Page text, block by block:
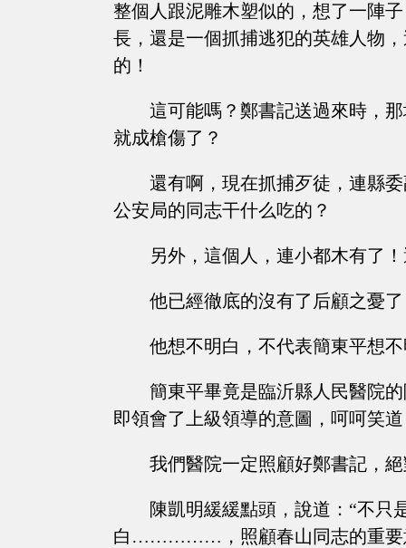
整個人跟泥雕木塑似的，想了一陣
長，還是一個抓捕逃犯的英雄人物
的！
這可能嗎？鄭書記送過來時，
就成槍傷了？
還有啊，現在抓捕歹徒，連縣
公安局的同志干什么吃的？
另外，這個人，連小都木有了
他已經徹底的沒有了后顧之憂
他想不明白，不代表簡東平想
簡東平畢竟是臨沂縣人民醫院
即領會了上級領導的意圖，呵呵笑
我們醫院一定照顧好鄭書記，
陳凱明緩緩點頭，說道：“不只
白……………，照顧春山同志的重要